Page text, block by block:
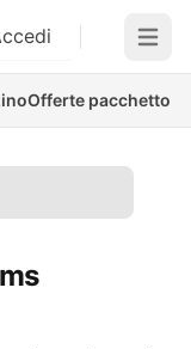
Open
Offerte pacchetto